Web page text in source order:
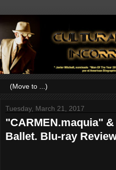
Tuesday, March 21, 2017
"CARMEN.maquia"
Ballet. Blu-ray